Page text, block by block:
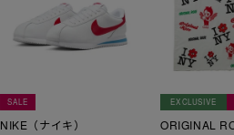
SALE
NIKE（ナイキ）
EXCLUSIVE
ORIGINAL